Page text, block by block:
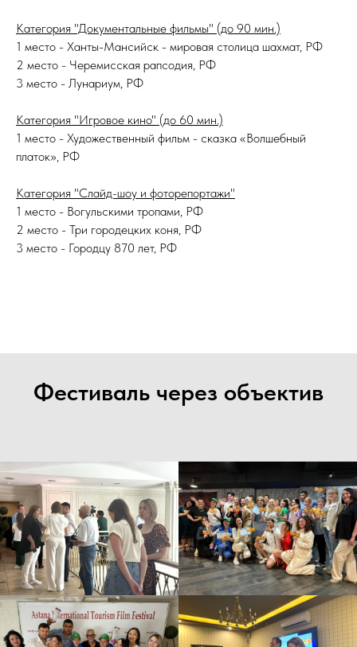
Категория "Документальные фильмы" (до 90 мин.)
1 место - Ханты-Мансийск - мировая столица шахмат, РФ
2 место - Черемисская рапсодия, РФ
3 место - Лунариум, РФ
Категория "Игровое кино" (до 60 мин.)
1 место - Художественный фильм - сказка «Волшебный
платок», РФ
Категория "Слайд-шоу и фоторепортажи"
1 место - Вогульскими тропами, РФ
2 место - Три городецких коня, РФ
3 место - Городцу 870 лет, РФ
Фестиваль через объектив